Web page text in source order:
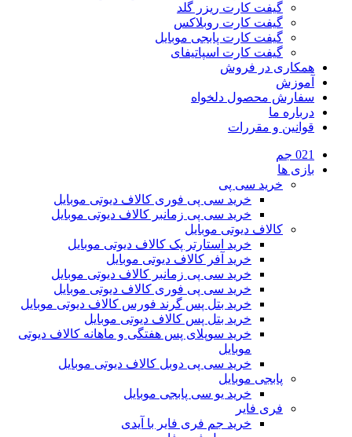
گیفت کارت ریزر گلد
گیفت کارت روبلاکس
گیفت کارت پابجی موبایل
گیفت کارت اسپاتیفای
همکاری در فروش
آموزش
سفارش محصول دلخواه
درباره ما
قوانین و مقررات
021 جم
بازی ها
خرید سی پی
خرید سی پی فوری کالاف دیوتی موبایل
خرید سی پی زمانبر کالاف دیوتی موبایل
کالاف دیوتی موبایل
خرید استارتر پک کالاف دیوتی موبایل
خرید آفر کالاف دیوتی موبایل
خرید سی پی زمانبر کالاف دیوتی موبایل
خرید سی پی فوری کالاف دیوتی موبایل
خرید بتل پس گرند فورس کالاف دیوتی موبایل
خرید بتل پس کالاف دیوتی موبایل
خرید سوپلای پس هفتگی و ماهانه کالاف دیوتی
موبایل
خرید سی پی دوبل کالاف دیوتی موبایل
پابجی موبایل
خرید یو سی پابجی موبایل
فری فایر
خرید جم فری فایر با آیدی